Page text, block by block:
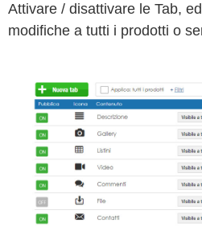
Attivare / disattivare le Tab,
modifiche a tutti i prodotti o